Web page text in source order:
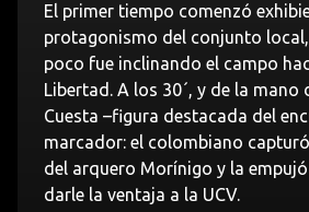
El primer tiempo comenzó
protagonismo del conjunto
poco fue inclinando el campo
Libertad. A los 30´, y de la mano
Cuesta –figura destacada del
marcador: el colombiano
del arquero Morínigo y la
darle la ventaja a la UCV.